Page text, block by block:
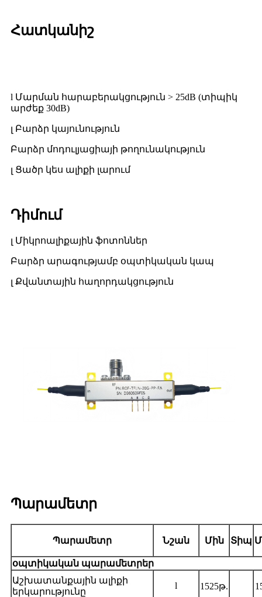
Հատկանիշ
l Մարման հարաբերակցություն > 25dB (տիպիկ
արժեք 30dB)
լ Բարձր կայունություն
Բարձր մոդուլյացիայի թողունակություն
լ Ցածր կես ալիքի լարում
Դիմում
լ Միկրոալիքային ֆոտոններ
Բարձր արագությամբ օպտիկական կապ
լ Քվանտային հաղորդակցություն
Պարամետր
Պարամետր Նշան Մին Տիպ
օպտիկական պարամետրեր
Աշխատանքային ալիքի
երկարությունը
l 1525թ.